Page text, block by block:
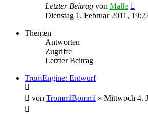
Letzter Beitrag von Malle
Dienstag 1. Februar 2011,
Themen
Antworten
Zugriffe
Letzter Beitrag
TrumEngine: Entwurf
von TrommlBomml » Mittwoch 4.